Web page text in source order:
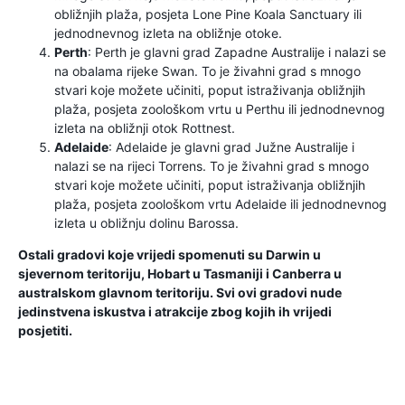
obližnjih plaža, posjeta Lone Pine Koala Sanctuary ili
jednodnevnog izleta na obližnje otoke.
Perth: Perth je glavni grad Zapadne Australije i nalazi se
na obalama rijeke Swan. To je živahni grad s mnogo
stvari koje možete učiniti, poput istraživanja obližnjih
plaža, posjeta zoološkom vrtu u Perthu ili jednodnevnog
izleta na obližnji otok Rottnest.
Adelaide: Adelaide je glavni grad Južne Australije i
nalazi se na rijeci Torrens. To je živahni grad s mnogo
stvari koje možete učiniti, poput istraživanja obližnjih
plaža, posjeta zoološkom vrtu Adelaide ili jednodnevnog
izleta u obližnju dolinu Barossa.
Ostali gradovi koje vrijedi spomenuti su Darwin u
sjevernom teritoriju, Hobart u Tasmaniji i Canberra u
australskom glavnom teritoriju. Svi ovi gradovi nude
jedinstvena iskustva i atrakcije zbog kojih ih vrijedi
posjetiti.